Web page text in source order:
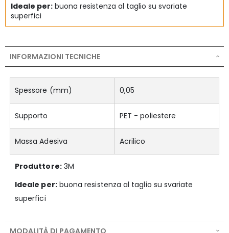
Liner: Single coated kraft Bianco, con logo verde
89g/m2 SCK
Ideale per: buona resistenza al taglio su svariate
superfici
INFORMAZIONI TECNICHE
Spessore (mm) 0,05
Supporto PET - poliestere
Massa Adesiva Acrilico
Produttore:3M
Ideale per:buona resistenza al taglio su svariate
superfici
MODALITÀ DI PAGAMENTO